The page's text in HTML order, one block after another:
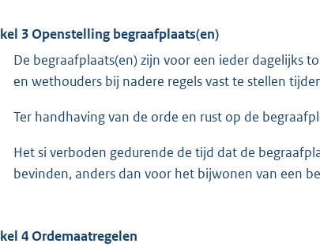
3 Openstelling begraafplaats(en)
De begraafplaats(en) zijn voor een ieder dagelijks
en wethouders bij nadere regels vast te stellen
Ter handhaving van de orde en rust op de
Het si verboden gedurende de tijd dat de
bevinden, anders dan voor het bijwonen van een
4 Ordemaatregelen